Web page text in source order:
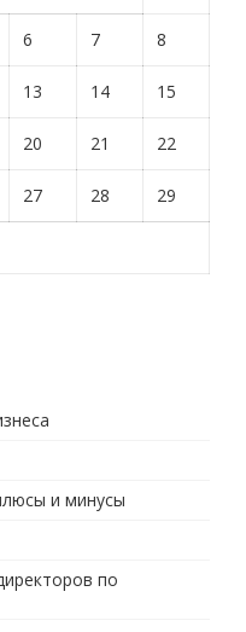
6 7 8
13 14 15
20 21 22
27 28 29
и минусы
по